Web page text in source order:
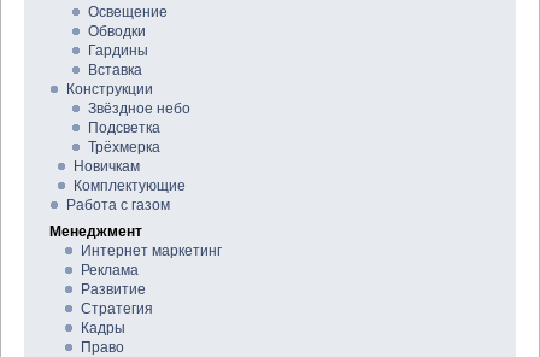
Освещение
Обводки
Гардины
Вставка
Конструкции
Звёздное небо
Подсветка
Трёхмерка
Новичкам
Комплектующие
Работа с газом
Менеджмент
Интернет маркетинг
Реклама
Развитие
Стратегия
Кадры
Право